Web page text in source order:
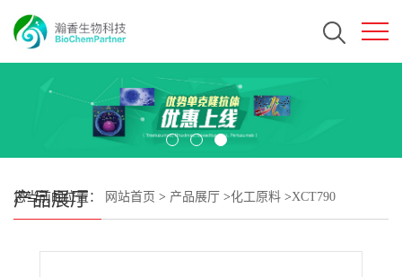
产品展厅
您当前的位置： 网站首页 > 产品展厅 >化工原料 >XCT790